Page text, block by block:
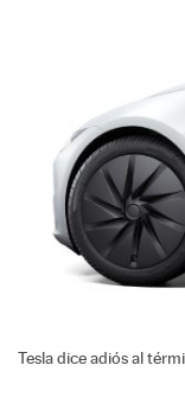
Tesla dice adiós al